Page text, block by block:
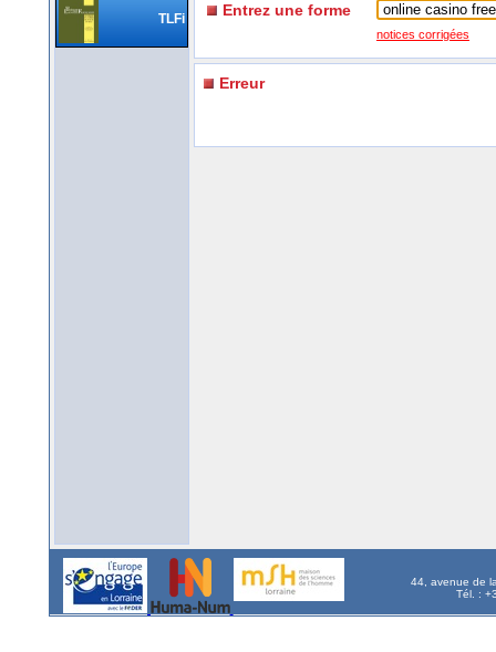
TLFi Entrez une forme
notices corrigées
Erreur
44, avenue de
Tél. :